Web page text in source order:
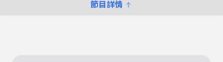
節目詳情